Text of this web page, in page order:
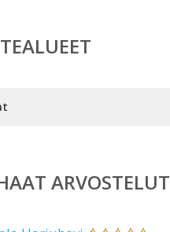
ARVOSTELUT